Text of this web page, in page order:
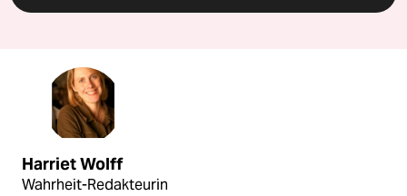
Harriet Wolff
Wahrheit-Redakteurin